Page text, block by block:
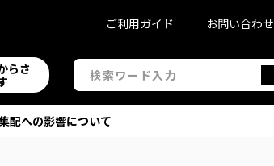
らさ
ご利用ガイド お問い合わせ
配への影響について